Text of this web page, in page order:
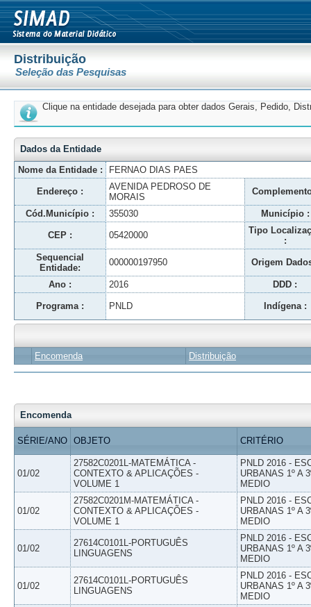
Distribuição
Seleção das Pesquisas
Clique na entidade desejada para obter dados Gerais, Pedido,
Dados da Entidade
Nome da Entidade :
FERNAO DIAS PAES
Endereço :
AVENIDA PEDROSO DE
MORAIS
Cód.Município : 355030 Município :
CEP : 05420000
Tipo
:
Sequencial
Entidade:
000000197950 Origem
Ano : 2016 DDD :
Programa : PNLD Indígena :
Encomenda Distribuição
Encomenda
SÉRIE/ANO OBJETO CRITÉRIO
01/02
27582C0201L-MATEMÁTICA -
CONTEXTO & APLICAÇÕES -
VOLUME 1
PNLD 2016 -
URBANAS 1º A
MEDIO
01/02
27582C0201M-MATEMÁTICA -
CONTEXTO & APLICAÇÕES -
VOLUME 1
PNLD 2016 -
URBANAS 1º A
MEDIO
01/02
27614C0101L-PORTUGUÊS
LINGUAGENS
PNLD 2016 -
URBANAS 1º A
MEDIO
01/02
27614C0101L-PORTUGUÊS
LINGUAGENS
PNLD 2016 -
URBANAS 1º A
MEDIO